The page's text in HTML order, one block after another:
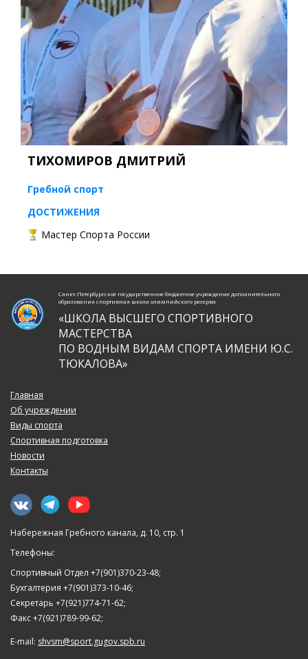
ТИХОМИРОВ ДМИТРИЙ
Гребной спорт
ДОСТИЖЕНИЯ
Мастер Спорта России
Санкт-Петербургское государственное бюджетное учреждение дополнительного
образования спортивная школа олимпийского резерва
«ШКОЛА ВЫСШЕГО СПОРТИВНОГО
МАСТЕРСТВА
ПО ВОДНЫМ ВИДАМ СПОРТА ИМЕНИ Ю.С.
ТЮКАЛОВА»
Главная
Об учреждении
Виды спорта
Спортивная подготовка
Новости
Контакты
Набережная Гребного канала, д. 10, стр. 1
Телефоны:
Спортивный Отдел +7(901)370-23-48;
Бухгалтерия +7(901)373-10-46;
Секретарь +7(921)774-71-62;
Факс +7(921)789-99-62;
E-mail: shvsm@sport.gugov.spb.ru